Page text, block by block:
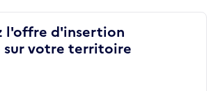
l'offre d'insertion
sur votre territoire